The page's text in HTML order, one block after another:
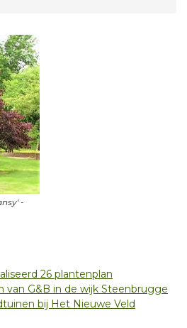
-
26 plantenplan
van G&B in de wijk Steenbrugge
bij Het Nieuwe Veld